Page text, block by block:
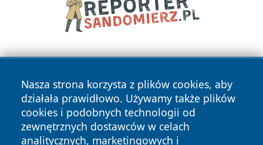
Nasza strona korzysta z plików cookies, aby
działała prawidłowo. Używamy także plików
cookies i podobnych technologii od
zewnętrznych dostawców w celach
analitycznych, marketingowych i
Copyright © 2026 wrotazabrza.pl Wszystkie prawa
zastrzeżone.